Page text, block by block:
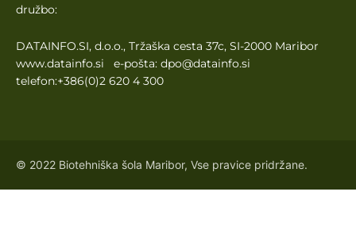
družbo:
DATAINFO.SI, d.o.o., Tržaška cesta 37c, SI-2000 Maribor
www.datainfo.si e-pošta: dpo@datainfo.si
telefon:+386(0)2 620 4 300
© 2022 Biotehniška šola Maribor, Vse pravice pridržane.